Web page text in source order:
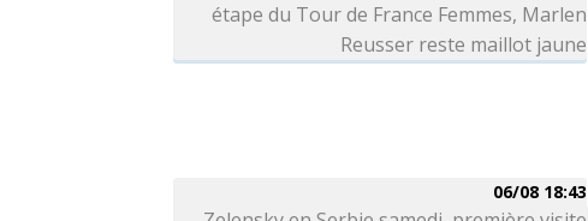
étape du Tour de France Femmes, Marlen
Reusser reste maillot jaune
06/08 18:43